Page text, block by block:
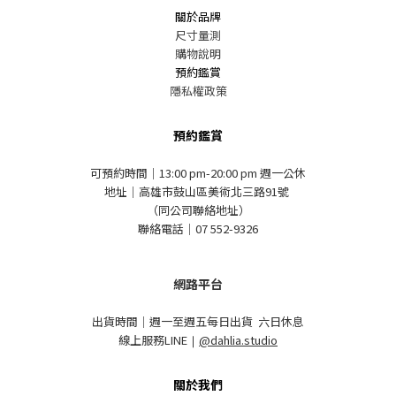
關於品牌
尺寸量測
購物說明
預約鑑賞
隱私權政策
預約鑑賞
可預約時間｜13:00 pm-20:00 pm 週一公休
地址｜高雄市鼓山區美術北三路91號
（同公司聯絡地址）
聯絡電話｜07 552-9326
網路平台
出貨時間｜週一至週五每日出貨 六日休息
線上服務LINE ｜ @dahlia.studio
關於我們